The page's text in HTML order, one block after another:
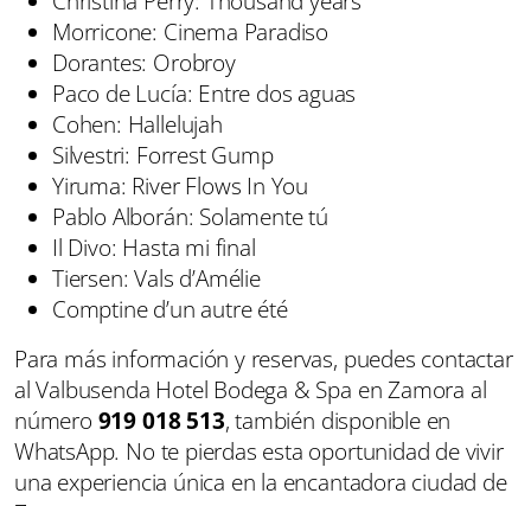
Morricone: Cinema Paradiso
Dorantes: Orobroy
Paco de Lucía: Entre dos aguas
Cohen: Hallelujah
Silvestri: Forrest Gump
Yiruma: River Flows In You
Pablo Alborán: Solamente tú
Il Divo: Hasta mi final
Tiersen: Vals d’Amélie
Comptine d’un autre été
Para más información y reservas, puedes contactar
al Valbusenda Hotel Bodega & Spa en Zamora al
número 919 018 513, también disponible en
WhatsApp. No te pierdas esta oportunidad de vivir
una experiencia única en la encantadora ciudad de